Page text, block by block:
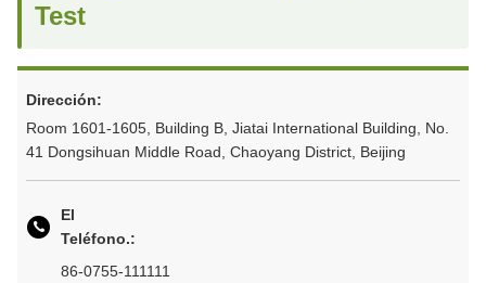
Test
Dirección:
Room 1601-1605, Building B, Jiatai International Building, No.
41 Dongsihuan Middle Road, Chaoyang District, Beijing
El
Teléfono.:
86-0755-111111